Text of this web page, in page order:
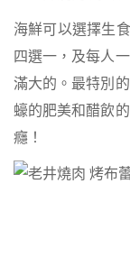
海鮮可以選擇生
四選一，及每人
滿大的。最特別
蠔的肥美和醋飲
癮！